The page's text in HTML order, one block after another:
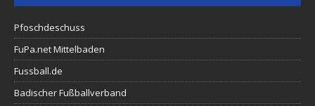
Pfoschdeschuss
FuPa.net Mittelbaden
Fussball.de
Badischer Fußballverband